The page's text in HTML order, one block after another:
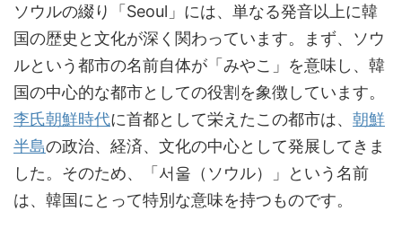
ソウルの綴り「Seoul」には、単なる発音以上に韓
国の歴史と文化が深く関わっています。まず、ソウ
ルという都市の名前自体が「みやこ」を意味し、韓
国の中心的な都市としての役割を象徴しています。
李氏朝鮮時代に首都として栄えたこの都市は、 朝鮮
半島の政治、経済、文化の中心として発展してきま
した。そのため、「서울（ソウル）」という名前
は、韓国にとって特別な意味を持つものです。